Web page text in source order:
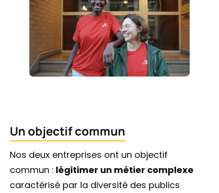
Un objectif commun
Nos deux entreprises ont un objectif
commun : légitimer un métier complexe
caractérisé par la diversité des publics